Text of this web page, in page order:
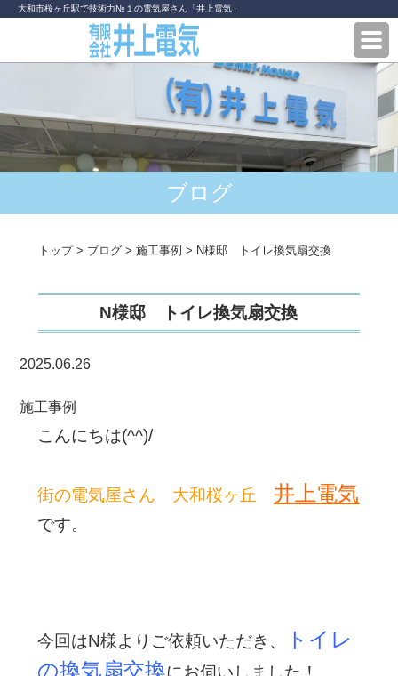
大和市桜ヶ丘駅で技術力№１の電気屋さん「井上電気」
ブログ
トップ> ブログ> 施工事例 > N様邸 トイレ換気扇交換
N様邸 トイレ換気扇交換
2025.06.26
施工事例
こんにちは(^^)/
街の電気屋さん 大和桜ヶ丘 井上電気
です。
今回はN様よりご依頼いただき、
トイレ
の換気扇交換にお伺いしました ！